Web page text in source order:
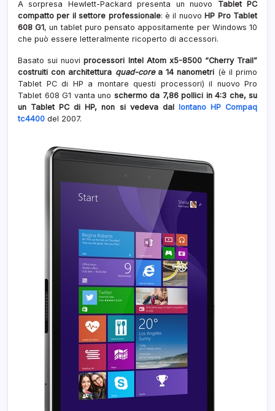
GOBI
A sorpresa Hewlett-Packard presenta un nuovo Tablet PC
compatto per il settore professionale: è il nuovo HP Pro Tablet
608 G1, un tablet puro pensato appositamente per Windows 10
che può essere letteralmente ricoperto di accessori.
Basato sui nuoviprocessori Intel Atom x5-8500 “Cherry Trail”
costruiti con architettura quad-corea 14 nanometri (è il primo
Tablet PC di HP a montare questi processori) il nuovo Pro
Tablet 608 G1 vanta uno schermo da 7,86 pollici in 4:3 che, su
un Tablet PC di HP, non si vedeva dal lontano HP Compaq
tc4400 del 2007.